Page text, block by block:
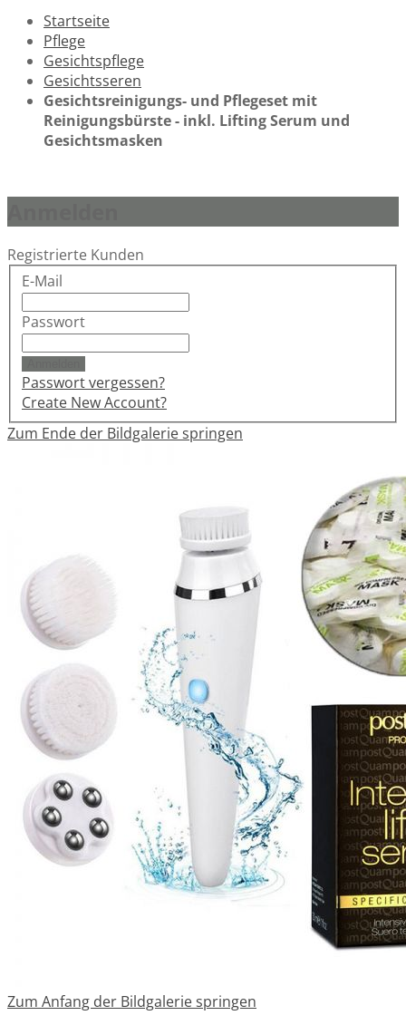
Startseite
Pflege
Gesichtspflege
Gesichtsseren
Gesichtsreinigungs- und Pflegeset mit
Reinigungsbürste - inkl. Lifting Serum und
Gesichtsmasken
Registrierte Kunden
E-Mail
Passwort
Passwort vergessen?
Create New Account?
Zum Ende der Bildgalerie springen
Zum Anfang der Bildgalerie springen